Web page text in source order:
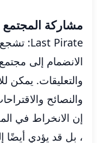
مشاركة المجتمع
الانضمام إلى
والتعليقات. يمكن
والنصائح
إن الانخراط في
، بل قد يؤدي أيضًا